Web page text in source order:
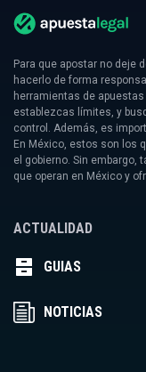
Para que apostar no deje
hacerlo de forma
herramientas de
establezcas límites, y
control. Además, es
En México, estos son los
el gobierno. Sin
que operan en México y
ACTUALIDAD
GUIAS
NOTICIAS